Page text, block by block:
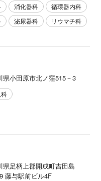
消化器科
循環器内科
泌尿器科 リウマチ科
県小田原市北ノ窪515－3
県足柄上郡開成町吉田島
藤与駅前ビル4F